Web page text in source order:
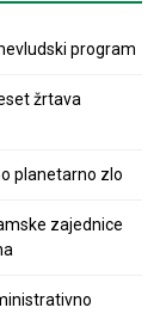
program
žrtava
planetarno zlo
zajednice